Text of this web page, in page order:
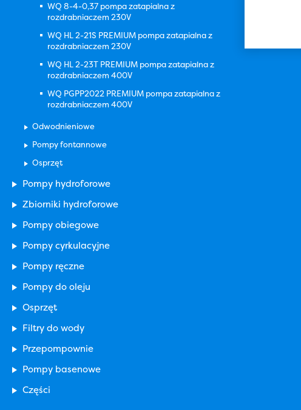
WQ 8-4-0,37 pompa zatapialna z
rozdrabniaczem 230V
WQ HL 2-21S PREMIUM pompa zatapialna z
rozdrabniaczem 230V
WQ HL 2-23T PREMIUM pompa zatapialna z
rozdrabniaczem 400V
WQ PGPP2022 PREMIUM pompa zatapialna z
rozdrabniaczem 400V
Odwodnieniowe
Pompy fontannowe
Osprzęt
Pompy hydroforowe
Zbiorniki hydroforowe
Pompy obiegowe
Pompy cyrkulacyjne
Pompy ręczne
Pompy do oleju
Osprzęt
Filtry do wody
Przepompownie
Pompy basenowe
Części